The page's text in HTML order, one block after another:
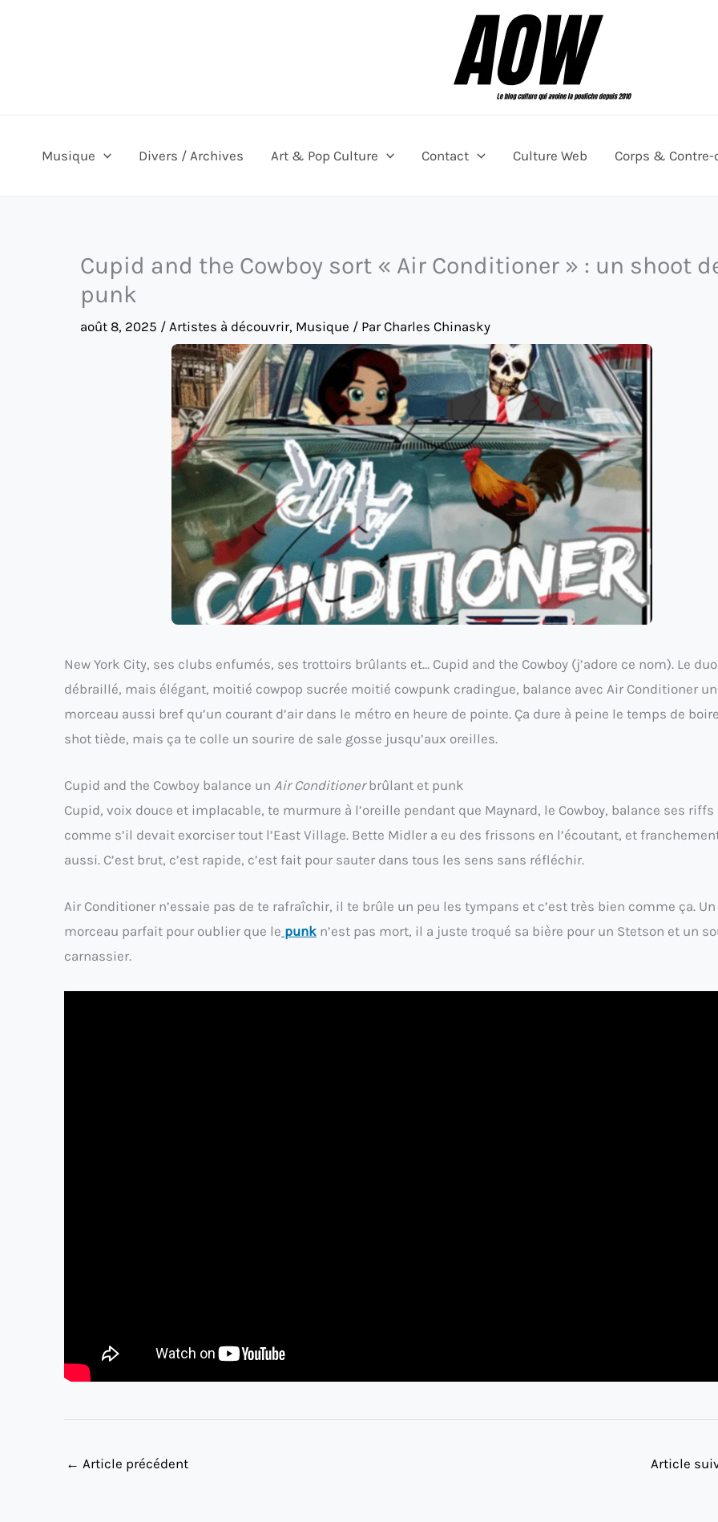
Musique Divers / Archives Art & Pop Culture Contact Culture Web Corps &
Cupid and the Cowboy sort « Air Conditioner » : un shoot
punk
août 8, 2025 / Artistes à découvrir, Musique / ParCharles Chinasky
New York City, ses clubs enfumés, ses trottoirs brûlants et… Cupid and the Cowboy (j’adore ce nom). Le duo
débraillé, mais élégant, moitié cowpop sucrée moitié cowpunk cradingue, balance avec Air Conditioner un
morceau aussi bref qu’un courant d’air dans le métro en heure de pointe. Ça dure à peine le temps de
shot tiède, mais ça te colle un sourire de sale gosse jusqu’aux oreilles.
Cupid and the Cowboy balance un Air Conditionerbrûlant et punk
Cupid, voix douce et implacable, te murmure à l’oreille pendant que Maynard, le Cowboy, balance ses riffs
comme s’il devait exorciser tout l’East Village. Bette Midler a eu des frissons en l’écoutant, et
aussi. C’est brut, c’est rapide, c’est fait pour sauter dans tous les sens sans réfléchir.
Air Conditioner n’essaie pas de te rafraîchir, il te brûle un peu les tympans et c’est très bien comme ça. Un
morceau parfait pour oublier que le punk n’est pas mort, il a juste troqué sa bière pour un Stetson et un
carnassier.
← Article précédent Article